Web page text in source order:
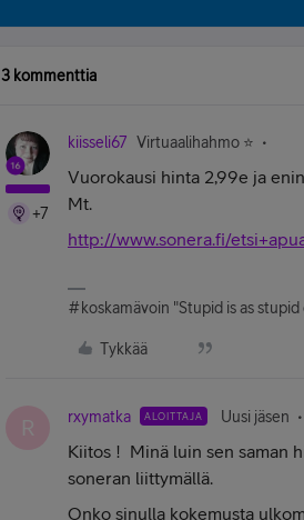
3 kommenttia
+7
kiisseli67 Virtuaalihahmo ⭐️
Vuorokausi hinta 2,99e ja
Mt.
http://www.sonera.fi/
#koskamävoin "Stupid is as
Tykkää
R rxymatka ALOITTAJA Uusi jäsen
Kiitos ! Minä luin sen saman
soneran liittymällä.
Onko sinulla kokemusta